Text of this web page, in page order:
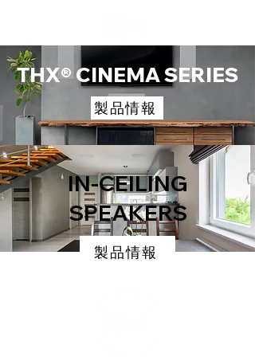
THX® CINEMA SERIES
製品情報
IN-CEILING
SPEAKERS
製品情報